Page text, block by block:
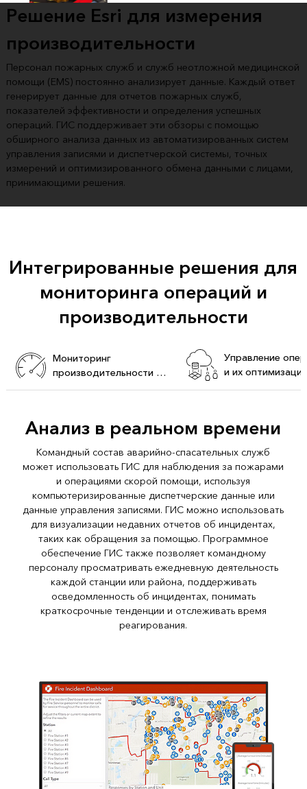
Решение Esri для измерения
производительности
Персонал пожарных служб и служб неотложной медицинской
помощи (EMS) постоянно анализирует данные. Каждый ответ
генерирует данные для отчетов пожарных служб,
показателей эффективности и определения успешных
операций. ГИС поддерживает эти обзоры с помощью
обширного анализа данных из автоматизированных систем
управления записями и диспетчерской системы, точных
измерений и оптимизированного обмена данными с лицами,
принимающими решения.
Интегрированные решения для
мониторинга операций и
производительности
Мониторинг
производительности в
режиме реального
Управление
и их оптимизация
Анализ в реальном времени
Командный состав аварийно-спасательных служб
может использовать ГИС для наблюдения за пожарами
и операциями скорой помощи, используя
компьютеризированные диспетчерские данные или
данные управления записями. ГИС можно использовать
для визуализации недавних отчетов об инцидентах,
таких как обращения за помощью. Программное
обеспечение ГИС также позволяет командному
персоналу просматривать ежедневную деятельность
каждой станции или района, поддерживать
осведомленность об инцидентах, понимать
краткосрочные тенденции и отслеживать время
реагирования.